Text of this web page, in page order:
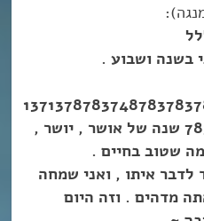
בשנה ושבוע .
783783737878378357835 שנה של אושר , יושר ,
שטוב בחיים .
איתו , ואני שמחה
מדהים . וזה היום